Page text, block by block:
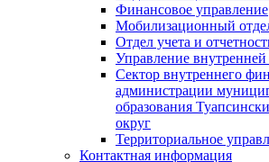
Финансовое управление
Мобилизационный
Отдел учета и
Управление
Сектор внутреннего
администрации
образования
округ
Территориальное
Контактная информация